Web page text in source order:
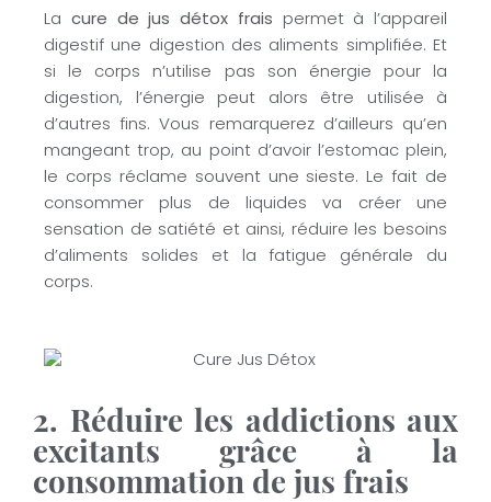
La cure de jus détox frais permet à l’appareil
digestif une digestion des aliments simplifiée. Et
si le corps n’utilise pas son énergie pour la
digestion, l’énergie peut alors être utilisée à
d’autres fins. Vous remarquerez d’ailleurs qu’en
mangeant trop, au point d’avoir l’estomac plein,
le corps réclame souvent une sieste. Le fait de
consommer plus de liquides va créer une
sensation de satiété et ainsi, réduire les besoins
d’aliments solides et la fatigue générale du
corps.
2. Réduire les addictions aux
excitants grâce à la
consommation de jus frais